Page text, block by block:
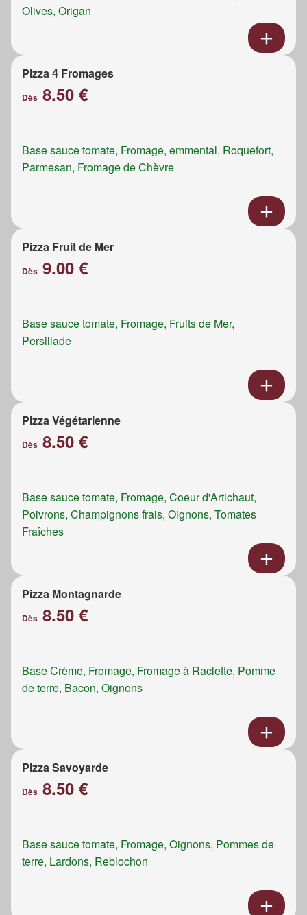
Olives, Origan
Pizza 4 Fromages
Dès 8.50 €
Base sauce tomate, Fromage, emmental, Roquefort,
Parmesan, Fromage de Chèvre
Pizza Fruit de Mer
Dès 9.00 €
Base sauce tomate, Fromage, Fruits de Mer,
Persillade
Pizza Végétarienne
Dès 8.50 €
Base sauce tomate, Fromage, Coeur d'Artichaut,
Poivrons, Champignons frais, Oignons, Tomates
Fraîches
Pizza Montagnarde
Dès 8.50 €
Base Crème, Fromage, Fromage à Raclette, Pomme
de terre, Bacon, Oignons
Pizza Savoyarde
Dès 8.50 €
Base sauce tomate, Fromage, Oignons, Pommes de
terre, Lardons, Reblochon